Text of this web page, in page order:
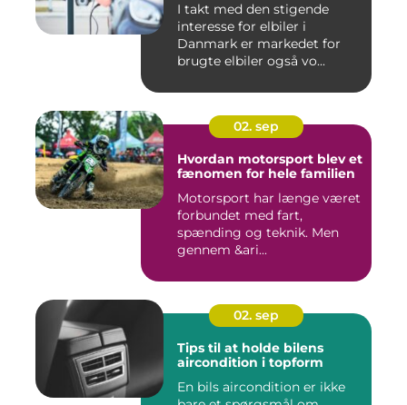
I takt med den stigende
interesse for elbiler i
Danmark er markedet for
brugte elbiler også vo...
02. sep
Hvordan motorsport blev et
fænomen for hele familien
Motorsport har længe været
forbundet med fart,
spænding og teknik. Men
gennem &ari...
02. sep
Tips til at holde bilens
aircondition i topform
En bils aircondition er ikke